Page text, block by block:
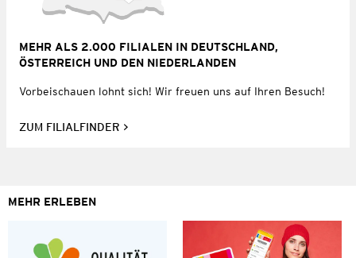
MEHR ALS 2.000 FILIALEN IN DEUTSCHLAND,
ÖSTERREICH UND DEN NIEDERLANDEN
Vorbeischauen lohnt sich! Wir freuen uns auf Ihren Besuch!
ZUM FILIALFINDER
MEHR ERLEBEN